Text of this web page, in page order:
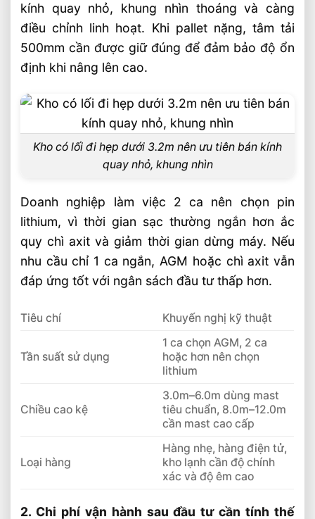
kính quay nhỏ, khung nhìn thoáng và càng
điều chỉnh linh hoạt. Khi pallet nặng, tâm tải
500mm cần được giữ đúng để đảm bảo độ ổn
định khi nâng lên cao.
Kho có lối đi hẹp dưới 3.2m nên ưu tiên bán kính
quay nhỏ, khung nhìn
Doanh nghiệp làm việc 2 ca nên chọn pin
lithium, vì thời gian sạc thường ngắn hơn ắc
quy chì axit và giảm thời gian dừng máy. Nếu
nhu cầu chỉ 1 ca ngắn, AGM hoặc chì axit vẫn
đáp ứng tốt với ngân sách đầu tư thấp hơn.
Tiêu chí Khuyến nghị kỹ thuật
Tần suất sử dụng
1 ca chọn AGM, 2 ca
hoặc hơn nên chọn
lithium
Chiều cao kệ
3.0m–6.0m dùng mast
tiêu chuẩn, 8.0m–12.0m
cần mast cao cấp
Loại hàng
Hàng nhẹ, hàng điện tử,
kho lạnh cần độ chính
xác và độ êm cao
2. Chi phí vận hành sau đầu tư cần tính thế